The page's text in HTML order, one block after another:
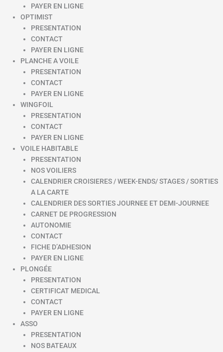
PAYER EN LIGNE
OPTIMIST
PRESENTATION
CONTACT
PAYER EN LIGNE
PLANCHE A VOILE
PRESENTATION
CONTACT
PAYER EN LIGNE
WINGFOIL
PRESENTATION
CONTACT
PAYER EN LIGNE
VOILE HABITABLE
PRESENTATION
NOS VOILIERS
CALENDRIER CROISIERES / WEEK-ENDS/ STAGES / SORTIES
A LA CARTE
CALENDRIER DES SORTIES JOURNEE ET DEMI-JOURNEE
CARNET DE PROGRESSION
AUTONOMIE
CONTACT
FICHE D’ADHESION
PAYER EN LIGNE
PLONGÉE
PRESENTATION
CERTIFICAT MEDICAL
CONTACT
PAYER EN LIGNE
ASSO
PRESENTATION
NOS BATEAUX